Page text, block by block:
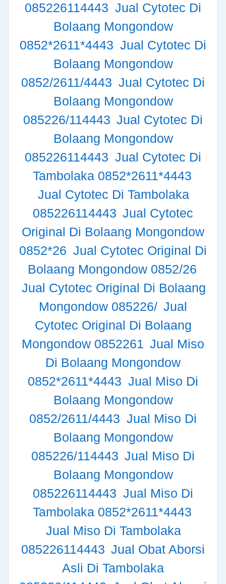
085226114443 Jual Cytotec Di
Bolaang Mongondow
0852*2611*4443 Jual Cytotec Di
Bolaang Mongondow
0852/2611/4443 Jual Cytotec Di
Bolaang Mongondow
085226/114443 Jual Cytotec Di
Bolaang Mongondow
085226114443 Jual Cytotec Di
Tambolaka 0852*2611*4443
Jual Cytotec Di Tambolaka
085226114443 Jual Cytotec
Original Di Bolaang Mongondow
0852*26 Jual Cytotec Original Di
Bolaang Mongondow 0852/26
Jual Cytotec Original Di Bolaang
Mongondow 085226/ Jual
Cytotec Original Di Bolaang
Mongondow 0852261 Jual Miso
Di Bolaang Mongondow
0852*2611*4443 Jual Miso Di
Bolaang Mongondow
0852/2611/4443 Jual Miso Di
Bolaang Mongondow
085226/114443 Jual Miso Di
Bolaang Mongondow
085226114443 Jual Miso Di
Tambolaka 0852*2611*4443
Jual Miso Di Tambolaka
085226114443 Jual Obat Aborsi
Asli Di Tambolaka